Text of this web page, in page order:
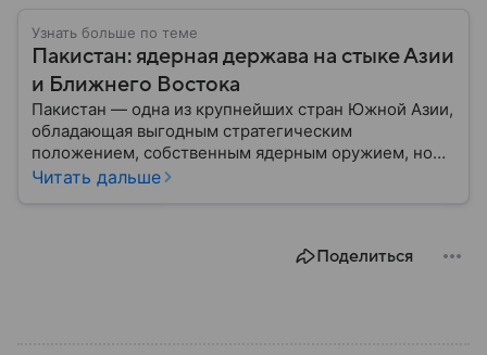
Узнать больше по теме
Пакистан: ядерная держава на стыке Азии
и Ближнего Востока
Пакистан — одна из крупнейших стран Южной Азии,
обладающая выгодным стратегическим
положением, собственным ядерным оружием, но
сложной внутренней и внешнеполитической
Читать дальше
Поделиться